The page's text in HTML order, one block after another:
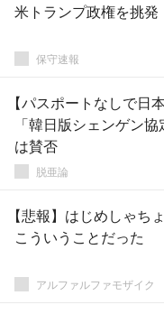
米トランプ政権を挑発
保守速報
【パスポートなしで日
「韓日版シェンゲン
は賛否
脱亜論
【悲報】はじめしゃち
こういうことだった
アルファルファモザイク